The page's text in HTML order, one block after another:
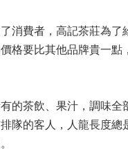
消費者，高記茶莊為了
格要比其他品牌貴一點
的茶飲、果汁，調味全
隊的客人，人龍長度總